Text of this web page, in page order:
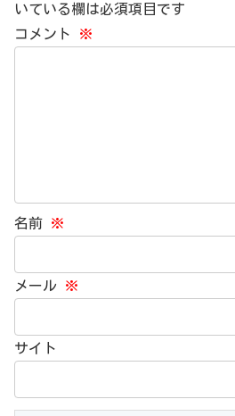
いている欄は必須項目です
コメント
※
名前 ※
メール ※
サイト